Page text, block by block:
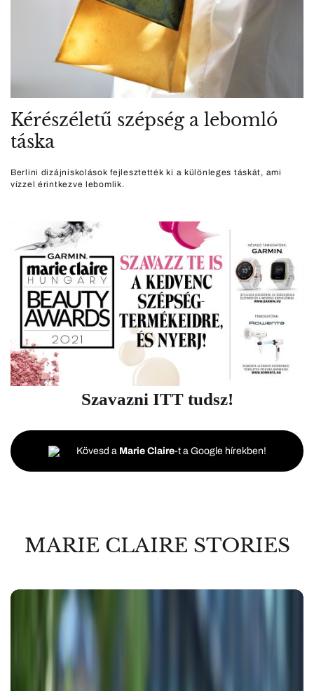
Kérészéletű szépség a lebomló
táska
Berlini dizájniskolások fejlesztették ki a különleges táskát, ami
vízzel érintkezve lebomlik.
Szavazni ITTtudsz!
Kövesd a Marie Claire-t a Google hírekben!
MARIE CLAIRE STORIES